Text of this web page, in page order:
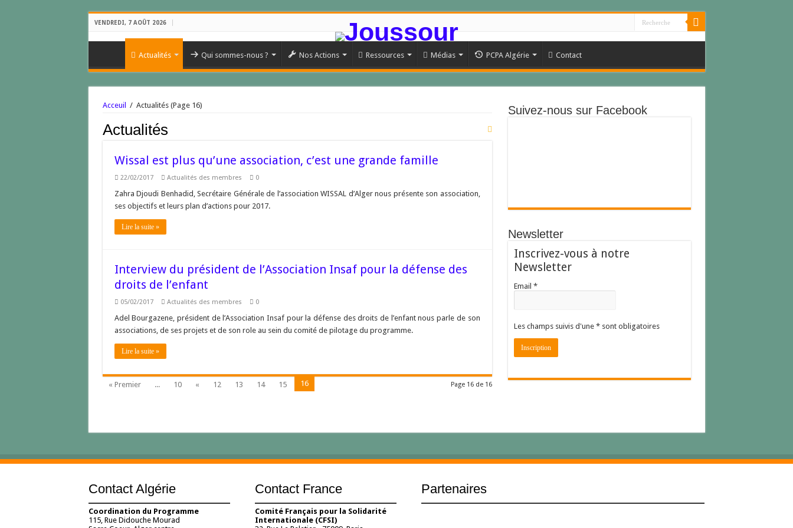
VENDREDI, 7 AOÛT 2026
Actualités Qui sommes-nous ? Nos Actions Ressources Médias PCPA Algérie Contact
Acceuil / Actualités(Page 16)
Actualités
Wissal est plus qu’une association, c’est une grande famille
22/02/2017 Actualités des membres 0
Zahra Djoudi Benhadid, Secrétaire Générale de l’association WISSAL d’Alger nous présente son association,
ses objectifs et leurs plan d’actions pour 2017.
Lire la suite »
Interview du président de l’Association Insaf pour la défense des
droits de l’enfant
05/02/2017 Actualités des membres 0
Adel Bourgazene, président de l’Association Insaf pour la défense des droits de l’enfant nous parle de son
associations, de ses projets et de son role au sein du comité de pilotage du programme.
Lire la suite »
Page 16 de 16
« Premier ... 10 « 12 13 14 15 16
Suivez-nous sur Facebook
Newsletter
Inscrivez-vous à notre
Newsletter
Email *
Les champs suivis d'une * sont obligatoires
Contact Algérie
Coordination du Programme
115, Rue Didouche Mourad
Contact France
Comité Français pour la Solidarité
Internationale (CFSI)
Partenaires